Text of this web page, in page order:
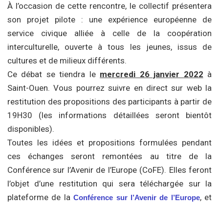
À l’occasion de cette rencontre, le collectif présentera
son projet pilote : une expérience européenne de
service civique alliée à celle de la coopération
interculturelle, ouverte à tous les jeunes, issus de
cultures et de milieux différents.
Ce débat se tiendra le mercredi 26 janvier 2022 à
Saint-Ouen. Vous pourrez suivre en direct sur web la
restitution des propositions des participants à partir de
19H30 (les informations détaillées seront bientôt
disponibles).
Toutes les idées et propositions formulées pendant
ces échanges seront remontées au titre de la
Conférence sur l’Avenir de l’Europe (CoFE). Elles feront
l’objet d’une restitution qui sera téléchargée sur la
plateforme de laConférence sur l’Avenir de l’Europe, et